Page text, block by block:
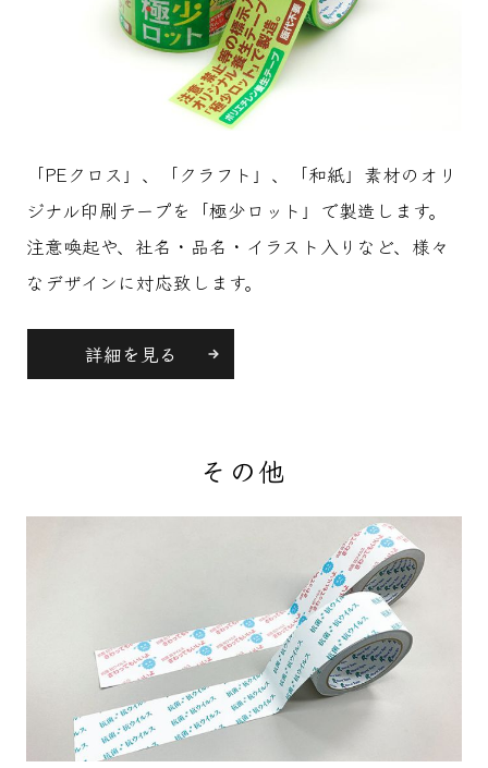
「PEクロス」、「クラフト」、「和紙」素材のオリ
ジナル印刷テープを「極少ロット」で製造します。
注意喚起や、社名・品名・イラスト入りなど、様々
なデザインに対応致します。
詳細を見る
その他